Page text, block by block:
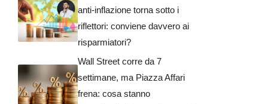
anti-inflazione torna sotto i
riflettori: conviene davvero ai
risparmiatori?
Wall Street corre da 7
settimane, ma Piazza Affari
frena: cosa stanno